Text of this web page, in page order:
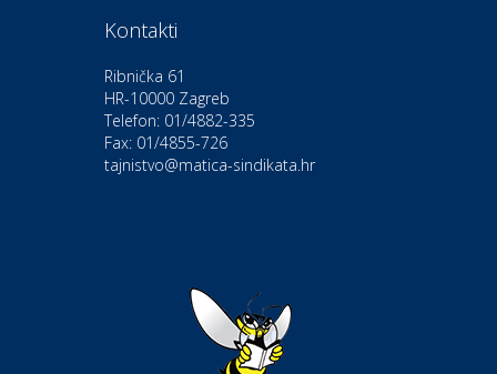
Moda i ljepota
Gastro
Hotel Bunčić Vrbovec
Izletište i vinotočje VINIA
Kontakti
Ribnička 61
HR-10000 Zagreb
Telefon: 01/4882-335
Fax: 01/4855-726
tajnistvo@matica-sindikata.hr